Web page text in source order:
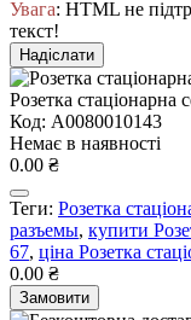
Увага: HTML не
текст!
Надіслати
Розетка стаціонарна
Код: A0080010143
Немає в наявності
0.00 ₴
Теги: Розетка
разъемы, купити
67, ціна Розетка
0.00 ₴
Замовити